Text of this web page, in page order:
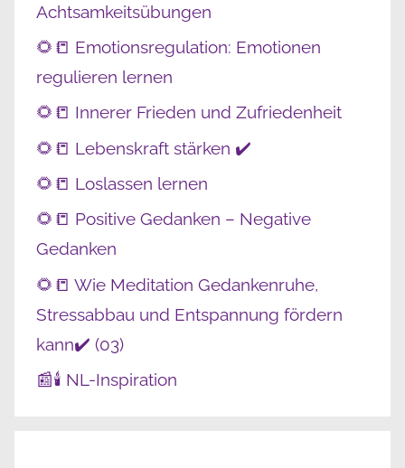
Achtsamkeitsübungen
🌻📒 Emotionsregulation: Emotionen
regulieren lernen
🌻📒 Innerer Frieden und Zufriedenheit
🌻📒 Lebenskraft stärken ✔️
🌻📒 Loslassen lernen
🌻📒 Positive Gedanken – Negative
Gedanken
🌻📒 Wie Meditation Gedankenruhe,
Stressabbau und Entspannung fördern
kann✔️ (03)
📰🕯️ NL-Inspiration